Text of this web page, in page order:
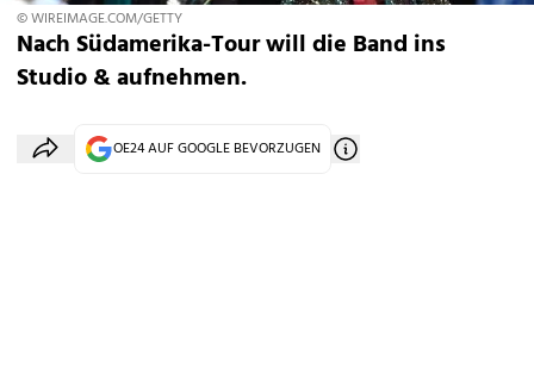
© WIREIMAGE.COM/GETTY
Nach Südamerika-Tour will die Band ins
Studio & aufnehmen.
OE24 AUF GOOGLE BEVORZUGEN